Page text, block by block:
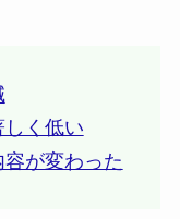
く低い
が変わった